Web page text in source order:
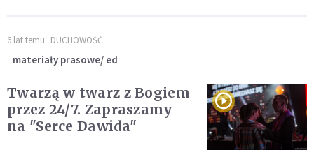
6 lat temu DUCHOWOŚĆ
materiały prasowe/ ed
Twarzą w twarz z Bogiem
przez 24/7. Zapraszamy
na "Serce Dawida"